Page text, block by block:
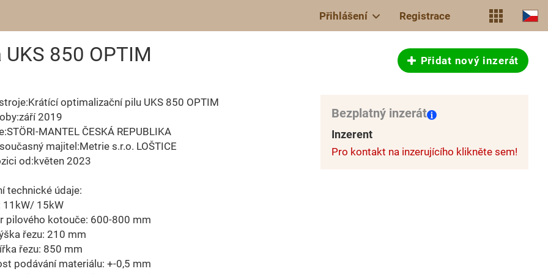
Přihlášení Registrace
850 OPTIM Přidat nový inzerát
optimalizační pilu UKS 850 OPTIM
2019
MANTEL ČESKÁ REPUBLIKA
majitel:Metrie s.r.o. LOŠTICE
od:květen 2023
technické údaje:
11kW/ 15kW
pilového kotouče: 600-800 mm
řezu: 210 mm
řezu: 850 mm
podávání materiálu: +-0,5 mm
Bezplatný inzerát
Inzerent
Pro kontakt na inzerujícího klikněte sem!